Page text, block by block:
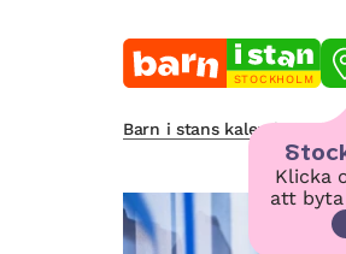
STOCKHOLM
Klicka
att
Barn i stans kalendarium